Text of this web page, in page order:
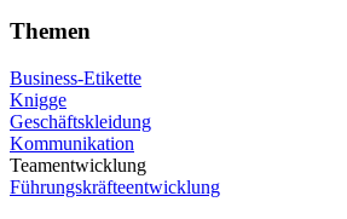
Themen
Business-Etikette
Knigge
Geschäftskleidung
Kommunikation
Teamentwicklung
Führungskräfteentwicklung